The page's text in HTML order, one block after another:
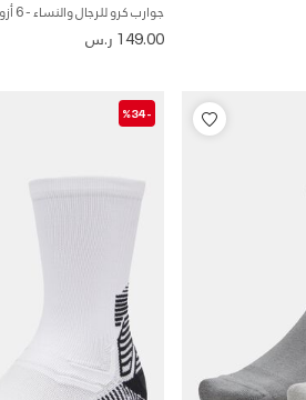
جوارب كرو للرجال والنساء - 6 أزواج
149.00 ر.س
-%34